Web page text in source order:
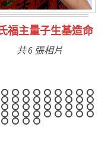
台南永康風水鑑定
共 9 張相片